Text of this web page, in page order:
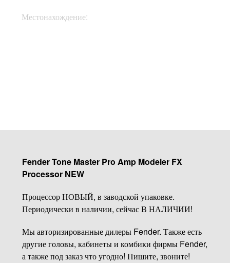
Местонахождение:
Fender Tone Master Pro Amp Modeler FX
Processor NEW
Процессор НОВЫЙ, в заводской упаковке.
Периодически в наличии, сейчас В НАЛИЧИИ!
Мы авторизированные дилеры Fender. Также есть
другие головы, кабинеты и комбики фирмы Fender,
а также под заказ что угодно! Пишите, звоните!